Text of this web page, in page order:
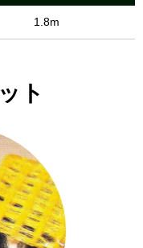
1.8m
ト